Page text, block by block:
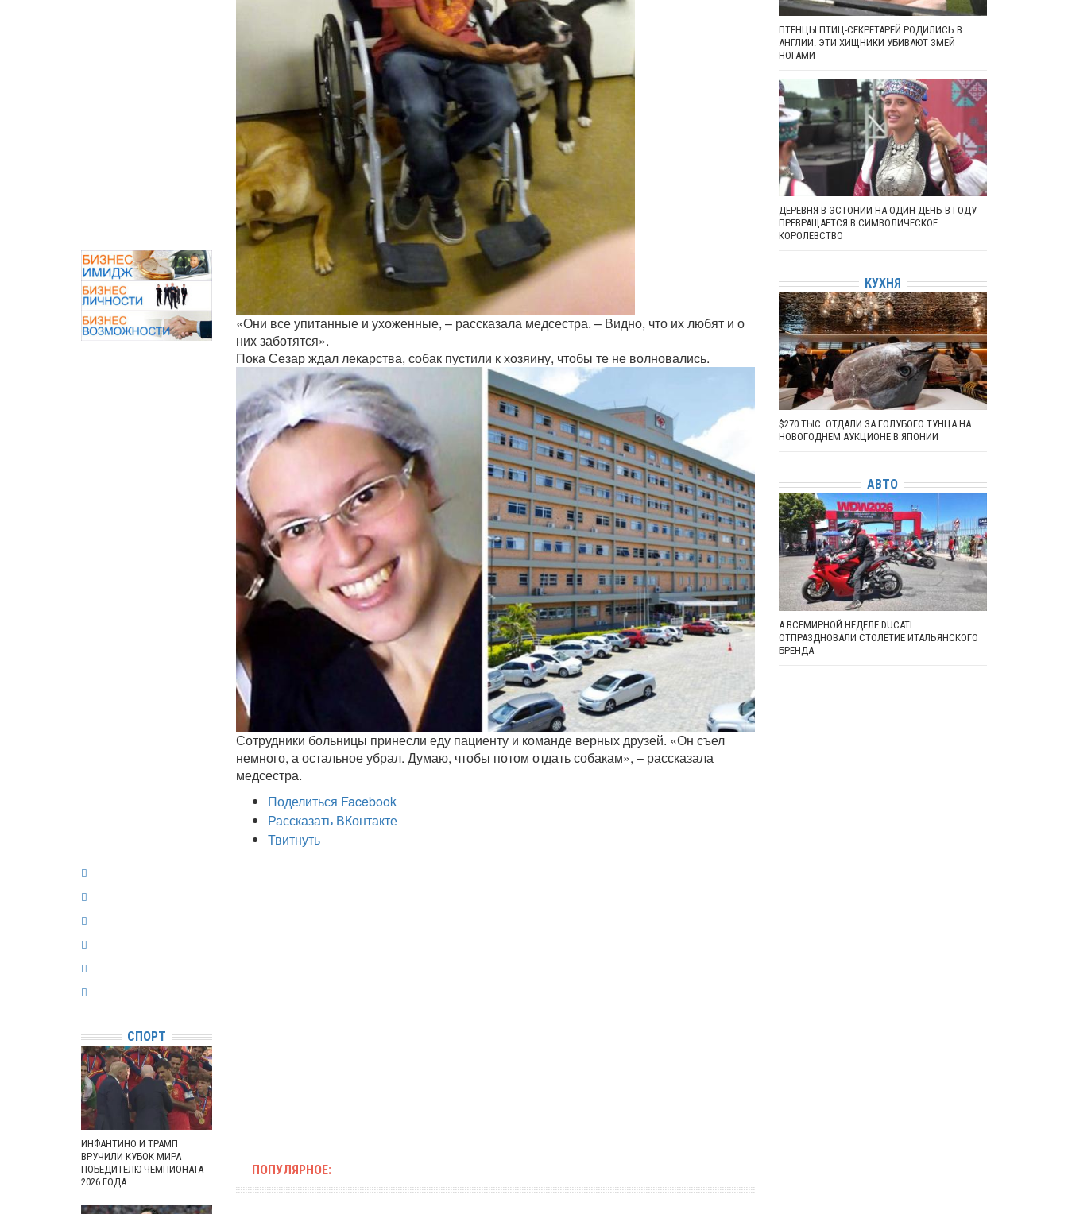
«Они все упитанные и ухоженные, – рассказала медсестра. – Видно, что их любят и о
них заботятся».
Пока Сезар ждал лекарства, собак пустили к хозяину, чтобы те не волновались.
Сотрудники больницы принесли еду пациенту и команде верных друзей. «Он съел
немного, а остальное убрал. Думаю, чтобы потом отдать собакам», – рассказала
медсестра.
Поделиться Facebook
Рассказать ВКонтакте
Твитнуть
ПОПУЛЯРНОЕ:
СПОРТ
ИНФАНТИНО И ТРАМП
ВРУЧИЛИ КУБОК МИРА
ПОБЕДИТЕЛЮ ЧЕМПИОНАТА
2026 ГОДА
ПТЕНЦЫ ПТИЦ-СЕКРЕТАРЕЙ РОДИЛИСЬ В
АНГЛИИ: ЭТИ ХИЩНИКИ УБИВАЮТ ЗМЕЙ
НОГАМИ
ДЕРЕВНЯ В ЭСТОНИИ НА ОДИН ДЕНЬ В ГОДУ
ПРЕВРАЩАЕТСЯ В СИМВОЛИЧЕСКОЕ
КОРОЛЕВСТВО
КУХНЯ
$270 ТЫС. ОТДАЛИ ЗА ГОЛУБОГО ТУНЦА НА
НОВОГОДНЕМ АУКЦИОНЕ В ЯПОНИИ
АВТО
А ВСЕМИРНОЙ НЕДЕЛЕ DUCATI
ОТПРАЗДНОВАЛИ СТОЛЕТИЕ ИТАЛЬЯНСКОГО
БРЕНДА